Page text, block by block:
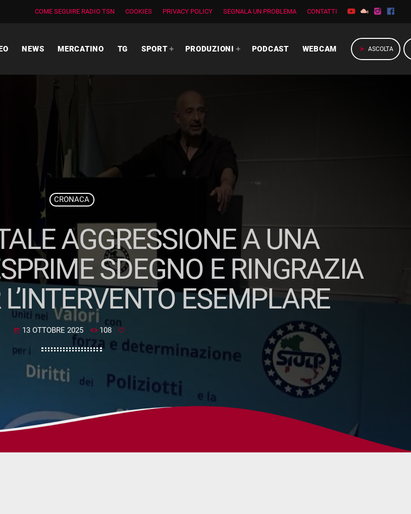
COME SEGUIRE RADIO TSN COOKIES PRIVACY POLICY SEGNALA UN PROBLEMA CONTATTI
NEWS MERCATINO TG SPORT PRODUZIONI PODCAST WEBCAM play_arrow ASCOLTA
CRONACA
AGGRESSIONE A UNA
SDEGNO E RINGRAZIA
ESEMPLARE
today 13 OTTOBRE 2025 108